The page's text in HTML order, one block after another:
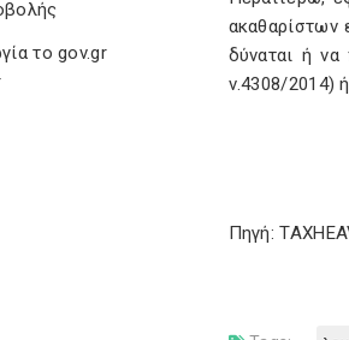
το gov.gr
ακαθαρίστων
δύναται ή να
ν.4308/2014)
Πηγή: